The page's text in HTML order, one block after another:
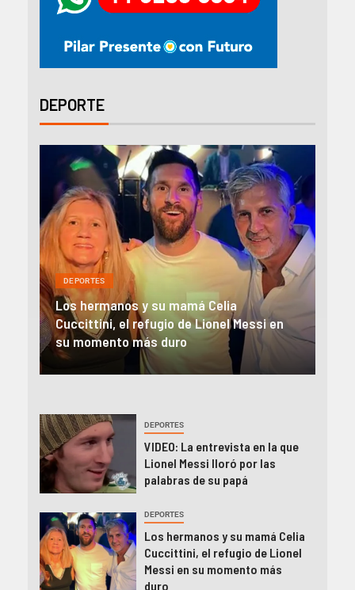
DEPORTE
DEPORTES
El impacto de la muerte de Jorge Messi
en la prensa internacional: «Clave en el
camino de Lionel a la cima»
DEPORTES
VIDEO: La entrevista en la que
Lionel Messi lloró por las
palabras de su papá
DEPORTES
Los hermanos y su mamá Celia
Cuccittini, el refugio de Lionel
Messi en su momento más
duro